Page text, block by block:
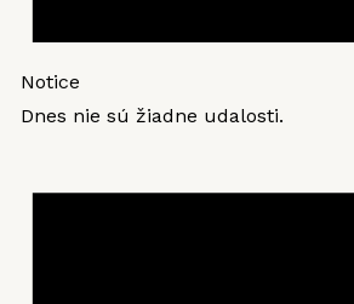
Notice
Dnes nie sú žiadne udalosti.